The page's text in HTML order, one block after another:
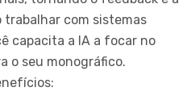
trabalhar com sistemas
capacita a IA a focar no
o seu monográfico.